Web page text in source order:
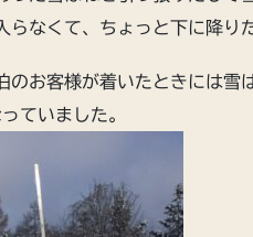
らなくて、ちょっと下に降り
のお客様が着いたときには雪
ていました。